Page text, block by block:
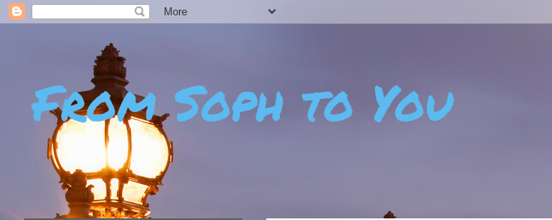
From Soph to You
- DÉCOUVERTES - CULTURE - CITY GUIDES - VOYAGES - CRÉATIVITÉ - ART DE